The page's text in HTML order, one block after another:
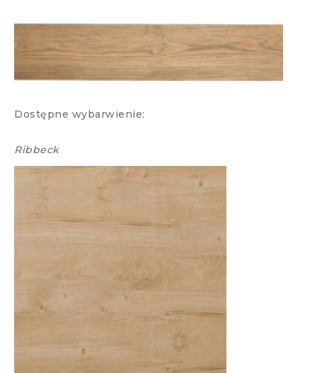
Dostępne wybarwienie:
Ribbeck